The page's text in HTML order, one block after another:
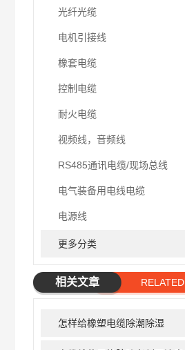
光纤光缆
电机引接线
橡套电缆
控制电缆
耐火电缆
视频线，音频线
RS485通讯电缆/现场总线
电气装备用电线电缆
电源线
更多分类
相关文章
RELATED
怎样给橡塑电缆除潮除湿